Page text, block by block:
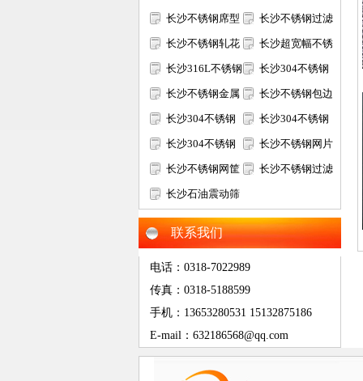
网 网
长沙不锈钢席型
网
长沙不锈钢过滤
网
长沙不锈钢轧花
网
长沙超宽幅不锈
钢网
长沙316L不锈钢
网
长沙304不锈钢
电焊网
长沙不锈钢金属
装饰网
长沙不锈钢包边
网片
长沙304不锈钢
过滤网筒
长沙304不锈钢
筛网
长沙304不锈钢
矿筛网
长沙不锈钢网片
长沙不锈钢网筐
网篮
长沙不锈钢过滤
长沙石油震动筛
网
联系我们
电话：0318-7022989
传真：0318-5188599
手机：13653280531 15132875186
E-mail：632186568@qq.com